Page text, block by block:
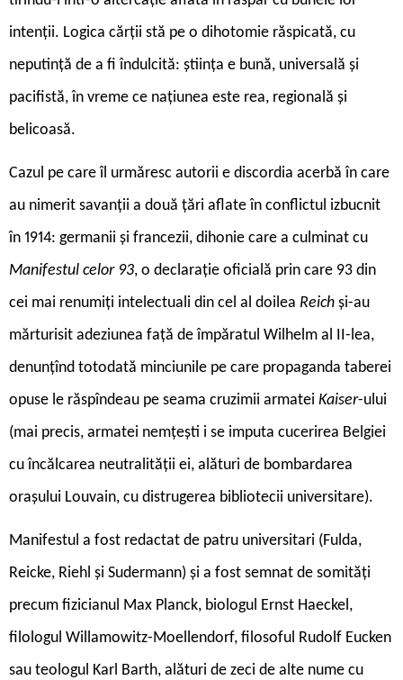
intenții. Logica cărții stă pe o dihotomie răspicată, cu
neputință de a fi îndulcită: știința e bună, universală și
pacifistă, în vreme ce națiunea este rea, regională și
belicoasă.
Cazul pe care îl urmăresc autorii e discordia acerbă în care
au nimerit savanții a două țări aflate în conflictul izbucnit
în 1914: germanii și francezii, dihonie care a culminat cu
Manifestul celor 93, o declarație oficială prin care 93 din
cei mai renumiți intelectuali din cel al doilea Reich și-au
mărturisit adeziunea față de împăratul Wilhelm al II-lea,
denunțînd totodată minciunile pe care propaganda taberei
opuse le răspîndeau pe seama cruzimii armatei Kaiser-ului
(mai precis, armatei nemțești i se imputa cucerirea Belgiei
cu încălcarea neutralității ei, alături de bombardarea
orașului Louvain, cu distrugerea bibliotecii universitare).
Manifestul a fost redactat de patru universitari (Fulda,
Reicke, Riehl și Sudermann) și a fost semnat de somități
precum fizicianul Max Planck, biologul Ernst Haeckel,
filologul Willamowitz-Moellendorf, filosoful Rudolf Eucken
sau teologul Karl Barth, alături de zeci de alte nume cu